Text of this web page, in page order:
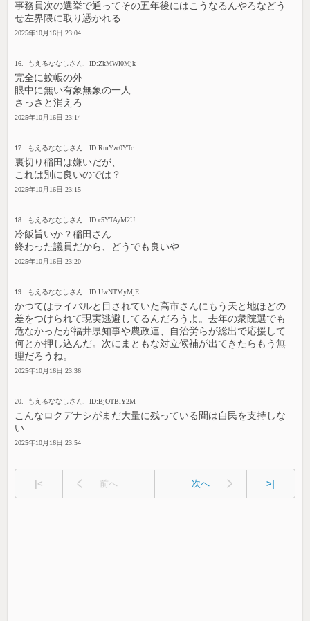
事務員次の選挙で通ってその五年後にはこうなるんやろなどう
せ左界隈に取り憑かれる
2025年10月16日 23:04
16. もえるななしさん. ID:ZkMWI0Mjk
完全に蚊帳の外
眼中に無い有象無象の一人
さっさと消えろ
2025年10月16日 23:14
17. もえるななしさん. ID:RmYzc0YTc
裏切り稲田は嫌いだが、
これは別に良いのでは？
2025年10月16日 23:15
18. もえるななしさん. ID:c5YTAyM2U
冷飯旨いか？稲田さん
終わった議員だから、どうでも良いや
2025年10月16日 23:20
19. もえるななしさん. ID:UwNTMyMjE
かつてはライバルと目されていた高市さんにもう天と地ほどの
差をつけられて現実逃避してるんだろうよ。去年の衆院選でも
危なかったが福井県知事や農政連、自治労らが総出で応援して
何とか押し込んだ。次にまともな対立候補が出てきたらもう無
理だろうね。
2025年10月16日 23:36
20. もえるななしさん. ID:BjOTBlY2M
こんなロクデナシがまだ大量に残っている間は自民を支持しな
い
2025年10月16日 23:54
|< 前へ 次へ >|